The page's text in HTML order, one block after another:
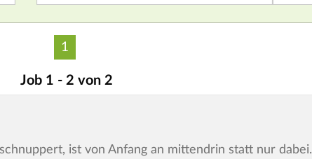
1
Job 1 - 2 von 2
ist von Anfang an mittendrin statt nur